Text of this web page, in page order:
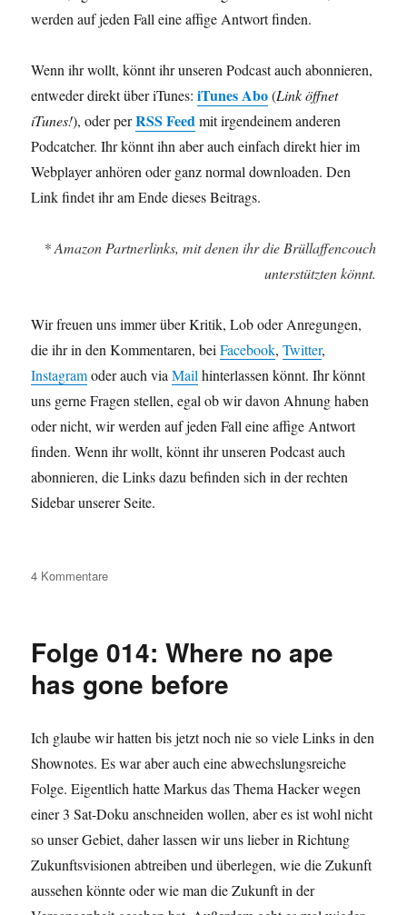
werden auf jeden Fall eine affige Antwort finden.
Wenn ihr wollt, könnt ihr unseren Podcast auch abonnieren,
entweder direkt über iTunes: iTunes Abo(Link öffnet
iTunes!), oder perRSS Feedmit irgendeinem anderen
Podcatcher. Ihr könnt ihn aber auch einfach direkt hier im
Webplayer anhören oder ganz normal downloaden. Den
Link findet ihr am Ende dieses Beitrags.
* Amazon Partnerlinks, mit denen ihr die Brüllaffencouch
unterstützten könnt.
Wir freuen uns immer über Kritik, Lob oder Anregungen,
die ihr in den Kommentaren, beiFacebook,Twitter,
Instagramoder auch viaMail hinterlassen könnt. Ihr könnt
uns gerne Fragen stellen, egal ob wir davon Ahnung haben
oder nicht, wir werden auf jeden Fall eine affige Antwort
finden. Wenn ihr wollt, könnt ihr unseren Podcast auch
abonnieren, die Links dazu befinden sich in der rechten
Sidebar unserer Seite.
4 Kommentarezu
affiges
(Teil
Folge 014: Where no ape
has gone before
Ich glaube wir hatten bis jetzt noch nie so viele Links in den
Shownotes. Es war aber auch eine abwechslungsreiche
Folge. Eigentlich hatte Markus das Thema Hacker wegen
einer 3 Sat-Doku anschneiden wollen, aber es ist wohl nicht
so unser Gebiet, daher lassen wir uns lieber in Richtung
Zukunftsvisionen abtreiben und überlegen, wie die Zukunft
aussehen könnte oder wie man die Zukunft in der